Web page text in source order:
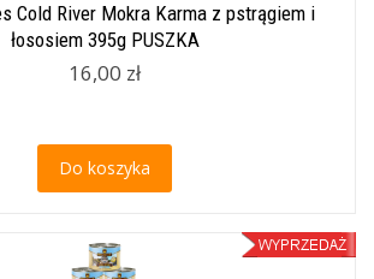
Cold River Mokra Karma z pstrągiem i
łososiem 395g PUSZKA
16,00 zł
Do koszyka